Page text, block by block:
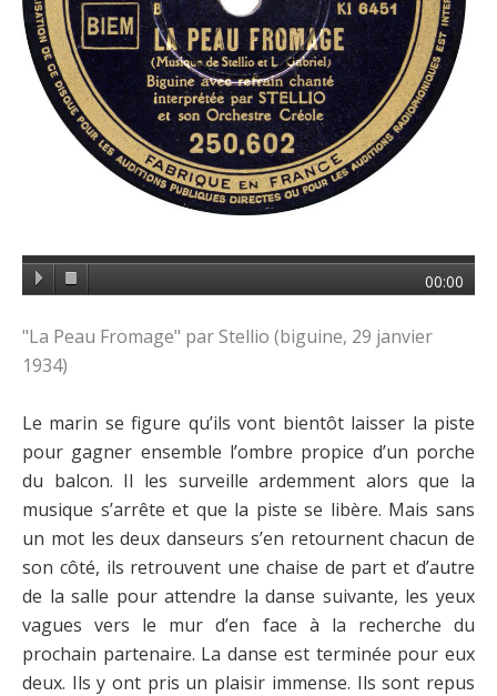
00:00
"La Peau Fromage" par Stellio (biguine, 29 janvier
1934)
Le marin se figure qu’ils vont bientôt laisser la piste
pour gagner ensemble l’ombre propice d’un porche
du balcon. Il les surveille ardemment alors que la
musique s’arrête et que la piste se libère. Mais sans
un mot les deux danseurs s’en retournent chacun de
son côté, ils retrouvent une chaise de part et d’autre
de la salle pour attendre la danse suivante, les yeux
vagues vers le mur d’en face à la recherche du
prochain partenaire. La danse est terminée pour eux
deux. Ils y ont pris un plaisir immense. Ils sont repus